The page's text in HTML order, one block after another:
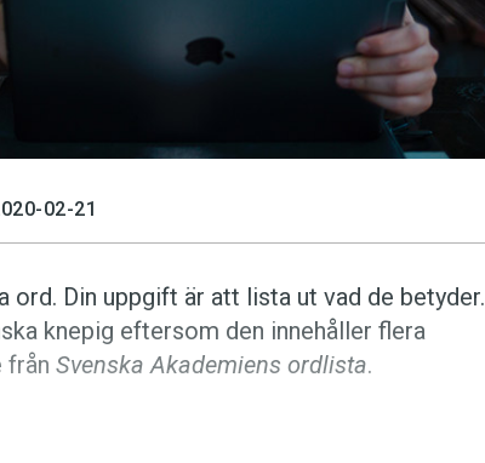
digitalt
02-21
Din uppgift är att lista ut vad de betyder.
knepig eftersom den innehåller flera
från Svenska Akademiens ordlista.